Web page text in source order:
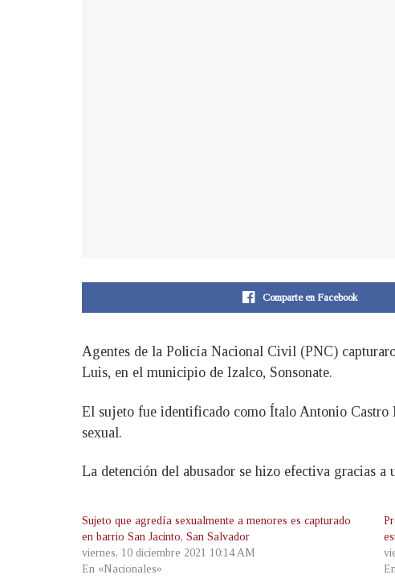
Comparte en Facebook
Agentes de la Policía Nacional Civil (PNC)
Luis, en el municipio de Izalco, Sonsonate.
El sujeto fue identificado como Ítalo Antonio Castro
sexual.
La detención del abusador se hizo efectiva gracias
Sujeto que agredía sexualmente a menores es capturado
en barrio San Jacinto, San Salvador
viernes, 10 diciembre 2021 10:14 AM
En «Nacionales»